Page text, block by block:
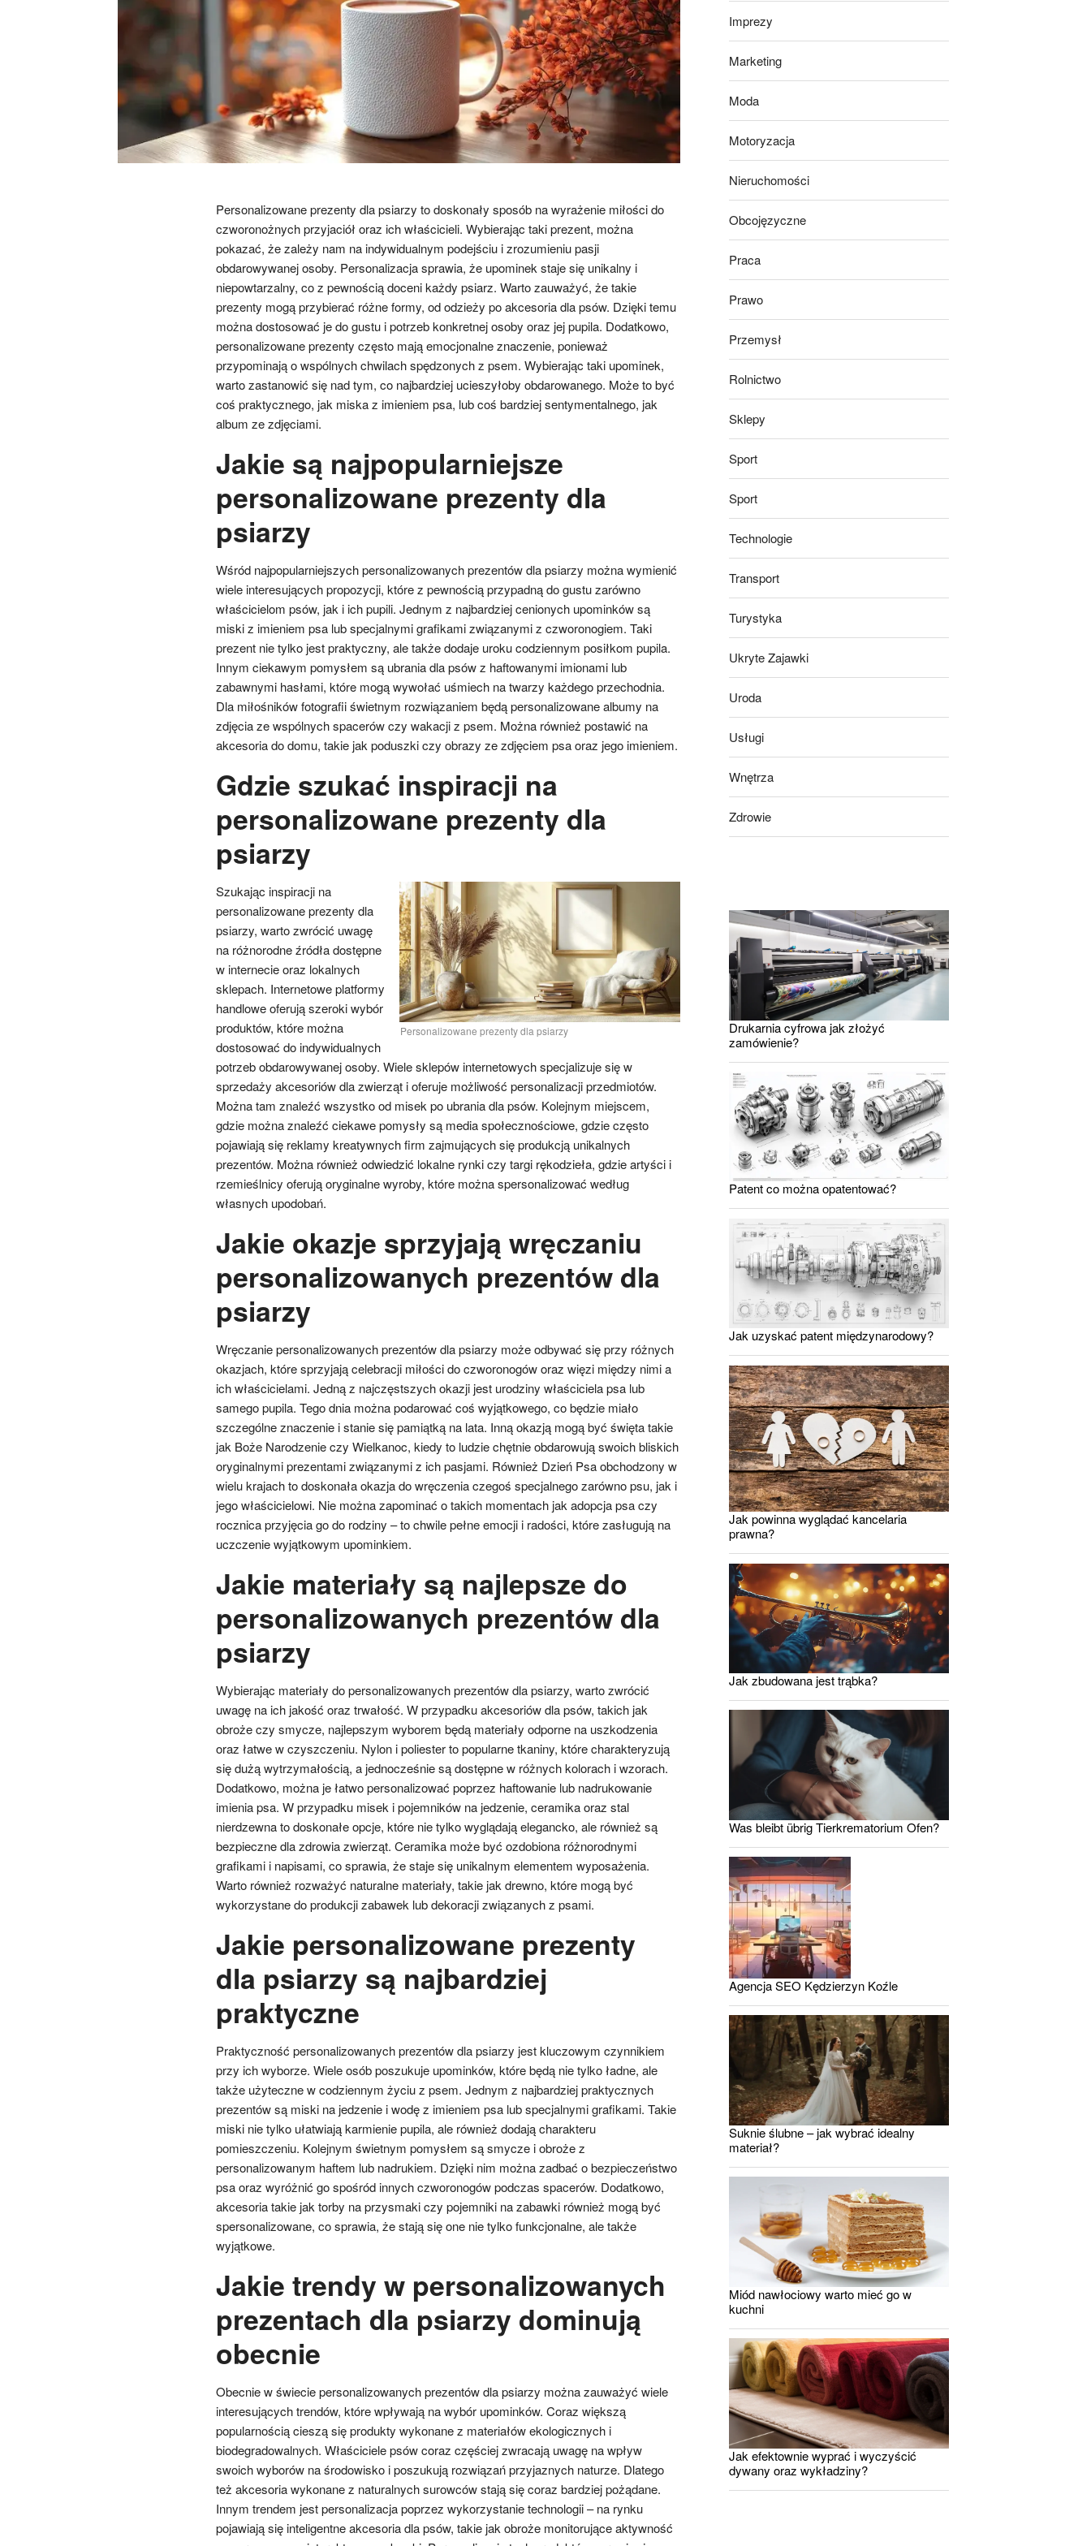
Personalizowane prezenty dla psiarzy to doskonały sposób na wyrażenie miłości do
czworonożnych przyjaciół oraz ich właścicieli. Wybierając taki prezent, można
pokazać, że zależy nam na indywidualnym podejściu i zrozumieniu pasji
obdarowywanej osoby. Personalizacja sprawia, że upominek staje się unikalny i
niepowtarzalny, co z pewnością doceni każdy psiarz. Warto zauważyć, że takie
prezenty mogą przybierać różne formy, od odzieży po akcesoria dla psów. Dzięki temu
można dostosować je do gustu i potrzeb konkretnej osoby oraz jej pupila. Dodatkowo,
personalizowane prezenty często mają emocjonalne znaczenie, ponieważ
przypominają o wspólnych chwilach spędzonych z psem. Wybierając taki upominek,
warto zastanowić się nad tym, co najbardziej ucieszyłoby obdarowanego. Może to być
coś praktycznego, jak miska z imieniem psa, lub coś bardziej sentymentalnego, jak
album ze zdjęciami.
Jakie są najpopularniejsze
personalizowane prezenty dla
psiarzy
Wśród najpopularniejszych personalizowanych prezentów dla psiarzy można wymienić
wiele interesujących propozycji, które z pewnością przypadną do gustu zarówno
właścicielom psów, jak i ich pupili. Jednym z najbardziej cenionych upominków są
miski z imieniem psa lub specjalnymi grafikami związanymi z czworonogiem. Taki
prezent nie tylko jest praktyczny, ale także dodaje uroku codziennym posiłkom pupila.
Innym ciekawym pomysłem są ubrania dla psów z haftowanymi imionami lub
zabawnymi hasłami, które mogą wywołać uśmiech na twarzy każdego przechodnia.
Dla miłośników fotografii świetnym rozwiązaniem będą personalizowane albumy na
zdjęcia ze wspólnych spacerów czy wakacji z psem. Można również postawić na
akcesoria do domu, takie jak poduszki czy obrazy ze zdjęciem psa oraz jego imieniem.
Gdzie szukać inspiracji na
personalizowane prezenty dla
psiarzy
Personalizowane prezenty dla psiarzy
Szukając inspiracji na
personalizowane prezenty dla
psiarzy, warto zwrócić uwagę
na różnorodne źródła dostępne
w internecie oraz lokalnych
sklepach. Internetowe platformy
handlowe oferują szeroki wybór
produktów, które można
dostosować do indywidualnych
potrzeb obdarowywanej osoby. Wiele sklepów internetowych specjalizuje się w
sprzedaży akcesoriów dla zwierząt i oferuje możliwość personalizacji przedmiotów.
Można tam znaleźć wszystko od misek po ubrania dla psów. Kolejnym miejscem,
gdzie można znaleźć ciekawe pomysły są media społecznościowe, gdzie często
pojawiają się reklamy kreatywnych firm zajmujących się produkcją unikalnych
prezentów. Można również odwiedzić lokalne rynki czy targi rękodzieła, gdzie artyści i
rzemieślnicy oferują oryginalne wyroby, które można spersonalizować według
własnych upodobań.
Jakie okazje sprzyjają wręczaniu
personalizowanych prezentów dla
psiarzy
Wręczanie personalizowanych prezentów dla psiarzy może odbywać się przy różnych
okazjach, które sprzyjają celebracji miłości do czworonogów oraz więzi między nimi a
ich właścicielami. Jedną z najczęstszych okazji jest urodziny właściciela psa lub
samego pupila. Tego dnia można podarować coś wyjątkowego, co będzie miało
szczególne znaczenie i stanie się pamiątką na lata. Inną okazją mogą być święta takie
jak Boże Narodzenie czy Wielkanoc, kiedy to ludzie chętnie obdarowują swoich bliskich
oryginalnymi prezentami związanymi z ich pasjami. Również Dzień Psa obchodzony w
wielu krajach to doskonała okazja do wręczenia czegoś specjalnego zarówno psu, jak i
jego właścicielowi. Nie można zapominać o takich momentach jak adopcja psa czy
rocznica przyjęcia go do rodziny – to chwile pełne emocji i radości, które zasługują na
uczczenie wyjątkowym upominkiem.
Jakie materiały są najlepsze do
personalizowanych prezentów dla
psiarzy
Wybierając materiały do personalizowanych prezentów dla psiarzy, warto zwrócić
uwagę na ich jakość oraz trwałość. W przypadku akcesoriów dla psów, takich jak
obroże czy smycze, najlepszym wyborem będą materiały odporne na uszkodzenia
oraz łatwe w czyszczeniu. Nylon i poliester to popularne tkaniny, które charakteryzują
się dużą wytrzymałością, a jednocześnie są dostępne w różnych kolorach i wzorach.
Dodatkowo, można je łatwo personalizować poprzez haftowanie lub nadrukowanie
imienia psa. W przypadku misek i pojemników na jedzenie, ceramika oraz stal
nierdzewna to doskonałe opcje, które nie tylko wyglądają elegancko, ale również są
bezpieczne dla zdrowia zwierząt. Ceramika może być ozdobiona różnorodnymi
grafikami i napisami, co sprawia, że staje się unikalnym elementem wyposażenia.
Warto również rozważyć naturalne materiały, takie jak drewno, które mogą być
wykorzystane do produkcji zabawek lub dekoracji związanych z psami.
Jakie personalizowane prezenty
dla psiarzy są najbardziej
praktyczne
Praktyczność personalizowanych prezentów dla psiarzy jest kluczowym czynnikiem
przy ich wyborze. Wiele osób poszukuje upominków, które będą nie tylko ładne, ale
także użyteczne w codziennym życiu z psem. Jednym z najbardziej praktycznych
prezentów są miski na jedzenie i wodę z imieniem psa lub specjalnymi grafikami. Takie
miski nie tylko ułatwiają karmienie pupila, ale również dodają charakteru
pomieszczeniu. Kolejnym świetnym pomysłem są smycze i obroże z
personalizowanym haftem lub nadrukiem. Dzięki nim można zadbać o bezpieczeństwo
psa oraz wyróżnić go spośród innych czworonogów podczas spacerów. Dodatkowo,
akcesoria takie jak torby na przysmaki czy pojemniki na zabawki również mogą być
spersonalizowane, co sprawia, że stają się one nie tylko funkcjonalne, ale także
wyjątkowe.
Jakie trendy w personalizowanych
prezentach dla psiarzy dominują
obecnie
Obecnie w świecie personalizowanych prezentów dla psiarzy można zauważyć wiele
interesujących trendów, które wpływają na wybór upominków. Coraz większą
popularnością cieszą się produkty wykonane z materiałów ekologicznych i
biodegradowalnych. Właściciele psów coraz częściej zwracają uwagę na wpływ
swoich wyborów na środowisko i poszukują rozwiązań przyjaznych naturze. Dlatego
też akcesoria wykonane z naturalnych surowców stają się coraz bardziej pożądane.
Innym trendem jest personalizacja poprzez wykorzystanie technologii – na rynku
pojawiają się inteligentne akcesoria dla psów, takie jak obroże monitorujące aktywność
Imprezy
Marketing
Moda
Motoryzacja
Nieruchomości
Obcojęzyczne
Praca
Prawo
Przemysł
Rolnictwo
Sklepy
Sport
Sport
Technologie
Transport
Turystyka
Ukryte Zajawki
Uroda
Usługi
Wnętrza
Zdrowie
Drukarnia cyfrowa jak złożyć
zamówienie?
Patent co można opatentować?
Jak uzyskać patent międzynarodowy?
Jak powinna wyglądać kancelaria
prawna?
Jak zbudowana jest trąbka?
Was bleibt übrig Tierkrematorium Ofen?
Agencja SEO Kędzierzyn Koźle
Suknie ślubne – jak wybrać idealny
materiał?
Miód nawłociowy warto mieć go w
kuchni
Jak efektownie wyprać i wyczyścić
dywany oraz wykładziny?